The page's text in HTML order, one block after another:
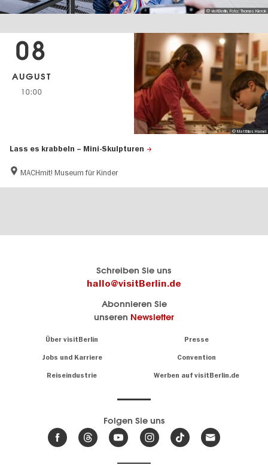
© visitBerlin, Foto: Thomas Kierok
Lass es krabbeln – Mini-Skulpturen
MACHmit! Museum für Kinder
08
AUGUST
10:00
© Matthias Hamel
Schreiben Sie uns
hallo@visitBerlin.de
Abonnieren Sie
unseren Newsletter
Über visitBerlin Presse
Jobs und Karriere Convention
Reiseindustrie Werben auf visitBerlin.de
sind
für Sie da.
Tickets
Wir haben den
Insidertipps
Folgen Sie uns